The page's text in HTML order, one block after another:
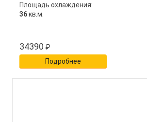
Площадь охлаждения:
36кв.м.
34390 ₽
Подробнее